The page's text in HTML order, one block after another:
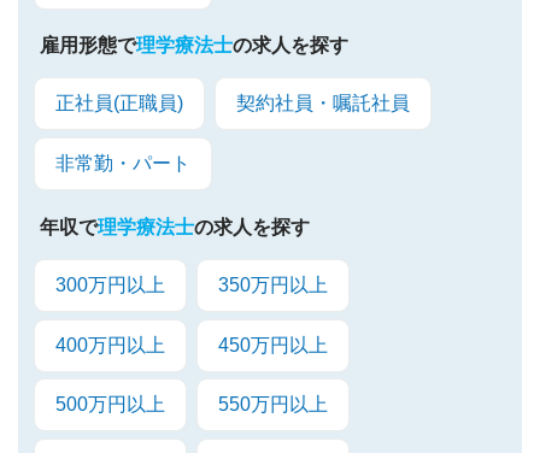
雇用形態で理学療法士の求人を探す
正社員(正職員) 契約社員・嘱託社員
非常勤・パート
年収で理学療法士の求人を探す
300万円以上 350万円以上
400万円以上 450万円以上
500万円以上 550万円以上